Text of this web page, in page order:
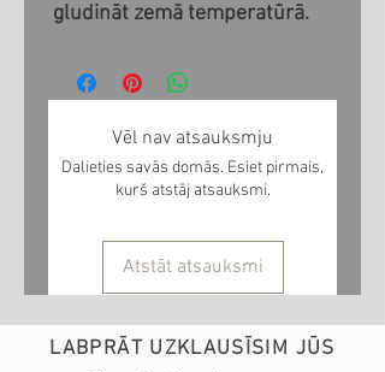
gludināt zemā temperatūrā.
Vēl nav atsauksmju
Dalieties savās domās. Esiet pirmais,
kurš atstāj atsauksmi.
Atstāt atsauksmi
LABPRĀT UZKLAUSĪSIM JŪS